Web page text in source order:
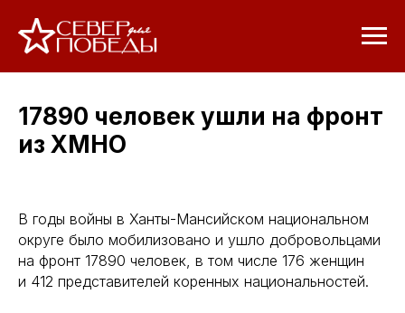
17890 человек ушли на фронт
из ХМНО
В годы войны в Ханты-Мансийском национальном
округе было мобилизовано и ушло добровольцами
на фронт 17890 человек, в том числе 176 женщин
и 412 представителей коренных национальностей.